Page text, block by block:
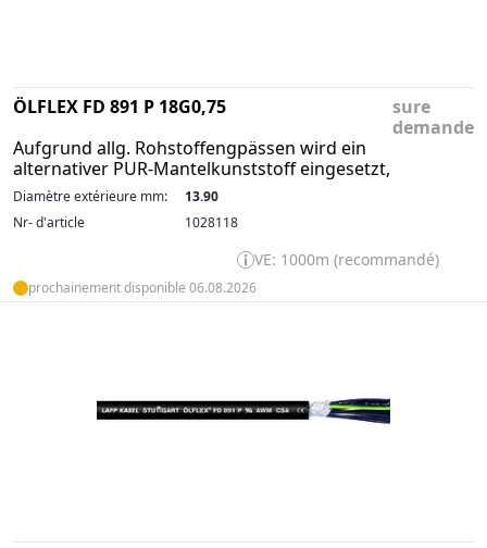
ÖLFLEX FD 891 P 18G0,75
Aufgrund allg. Rohstoffengpässen wird ein
alternativer PUR-Mantelkunststoff eingesetzt,
sure
demande
Diamètre extérieure mm:
13.90
Nr- d'article
1028118
VE: 1000m (recommandé)
prochainement disponible 06.08.2026